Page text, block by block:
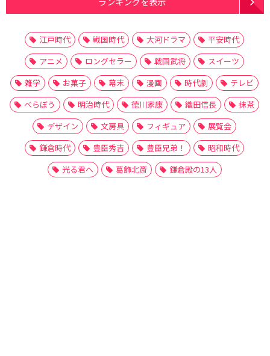
江戸時代 戦国時代 大河ドラマ
平安時代
アニメ
ロングセラー 戦国武将
スイーツ
雑学
お菓子 幕末 漫画 時代劇
テレビ
べらぼう
明治時代 徳川家康 織田信長
抹茶
デザイン
文房具 フィギュア
展覧会
鎌倉時代
豊臣秀吉 豊臣兄弟！
昭和時代
光る君へ
葛飾北斎 鎌倉殿の13人